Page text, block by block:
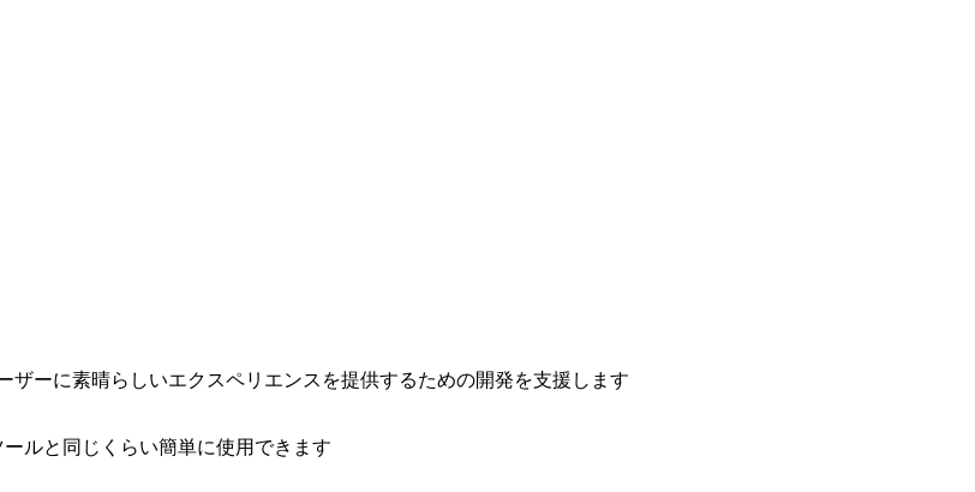
ーに素晴らしいエクスペリエンスを提供するための開発を支援します
ルと同じくらい簡単に使用できます